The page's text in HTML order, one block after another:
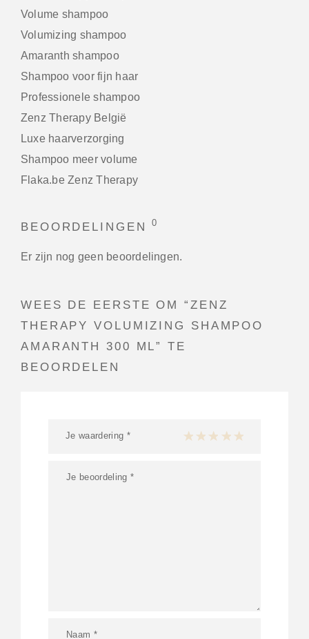
Volume shampoo
Volumizing shampoo
Amaranth shampoo
Shampoo voor fijn haar
Professionele shampoo
Zenz Therapy België
Luxe haarverzorging
Shampoo meer volume
Flaka.be Zenz Therapy
BEOORDELINGEN0
Er zijn nog geen beoordelingen.
WEES DE EERSTE OM “ZENZ
THERAPY VOLUMIZING SHAMPOO
AMARANTH 300 ML” TE
BEOORDELEN
Je waardering * 1 van de 5 sterren
2 van de 5 sterren
3 van de 5 sterren
4 van de 5 sterren